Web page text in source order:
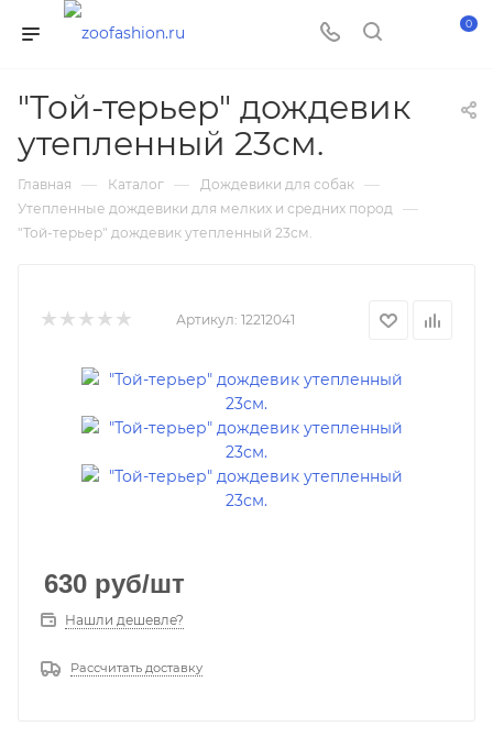
0
"Той-терьер" дождевик
утепленный 23см.
Главная — Каталог — Дождевики для собак —
Утепленные дождевики для мелких и средних пород —
"Той-терьер" дождевик утепленный 23см.
Артикул: 12212041
630 руб/шт
Нашли дешевле?
Рассчитать доставку